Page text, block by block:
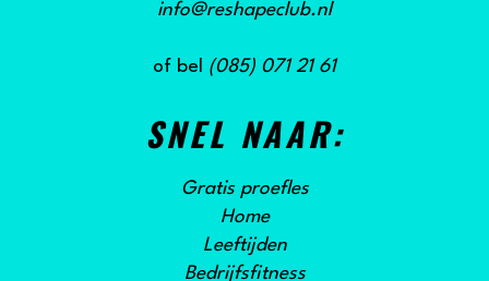
info@reshapeclub.nl
of bel (085) 071 21 61
SNEL NAAR:
Gratis proefles
Home
Leeftijden
Bedrijfsfitness